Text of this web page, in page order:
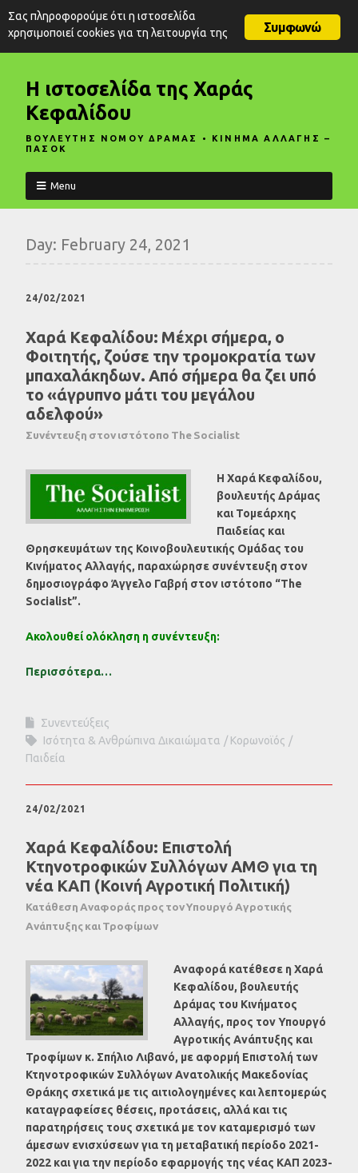
Η ιστοσελίδα της Χαράς
Κεφαλίδου
ΒΟΥΛΕΥΤΗΣ ΝΟΜΟΥ ΔΡΑΜΑΣ • ΚΙΝΗΜΑ ΑΛΛΑΓΗΣ –
ΠΑΣΟΚ
Menu
Day: February 24, 2021
24/02/2021
Χαρά Κεφαλίδου: Μέχρι σήμερα, ο
Φοιτητής, ζούσε την τρομοκρατία των
μπαχαλάκηδων. Από σήμερα θα ζει υπό
το «άγρυπνο μάτι του μεγάλου
αδελφού»
Συνέντευξη στον ιστότοπο The Socialist
H Χαρά Κεφαλίδου,
βουλευτής Δράμας
και Τομεάρχης
Παιδείας και
Θρησκευμάτων της Κοινοβουλευτικής Ομάδας του
Κινήματος Αλλαγής, παραχώρησε συνέντευξη στον
δημοσιογράφο Άγγελο Γαβρή στον ιστότοπο “The
Socialist”.
Ακολουθεί ολόκληση η συνέντευξη:
Περισσότερα…
Συνεντεύξεις
Ισότητα & Ανθρώπινα Δικαιώματα
Κορωνοϊός
Παιδεία
24/02/2021
Χαρά Κεφαλίδου: Επιστολή
Κτηνοτροφικών Συλλόγων ΑΜΘ για τη
νέα ΚΑΠ (Κοινή Αγροτική Πολιτική)
Κατάθεση Αναφοράς προς τον Υπουργό Αγροτικής
Ανάπτυξης και Τροφίμων
Αναφορά κατέθεσε η Χαρά
Κεφαλίδου, βουλευτής
Δράμας του Κινήματος
Αλλαγής, προς τον Υπουργό
Αγροτικής Ανάπτυξης και
Τροφίμων κ. Σπήλιο Λιβανό, με αφορμή Επιστολή των
Κτηνοτροφικών Συλλόγων Ανατολικής Μακεδονίας
Θράκης σχετικά με τις αιτιολογημένες και λεπτομερώς
καταγραφείσες θέσεις, προτάσεις, αλλά και τις
παρατηρήσεις τους σχετικά με τον καταμερισμό των
άμεσων ενισχύσεων για τη μεταβατική περίοδο 2021-
2022 και για την περίοδο εφαρμογής της νέας ΚΑΠ 2023-
Συμφωνώ
Σας πληροφορούμε ότι η ιστοσελίδα
χρησιμοποιεί cookies για τη λειτουργία της